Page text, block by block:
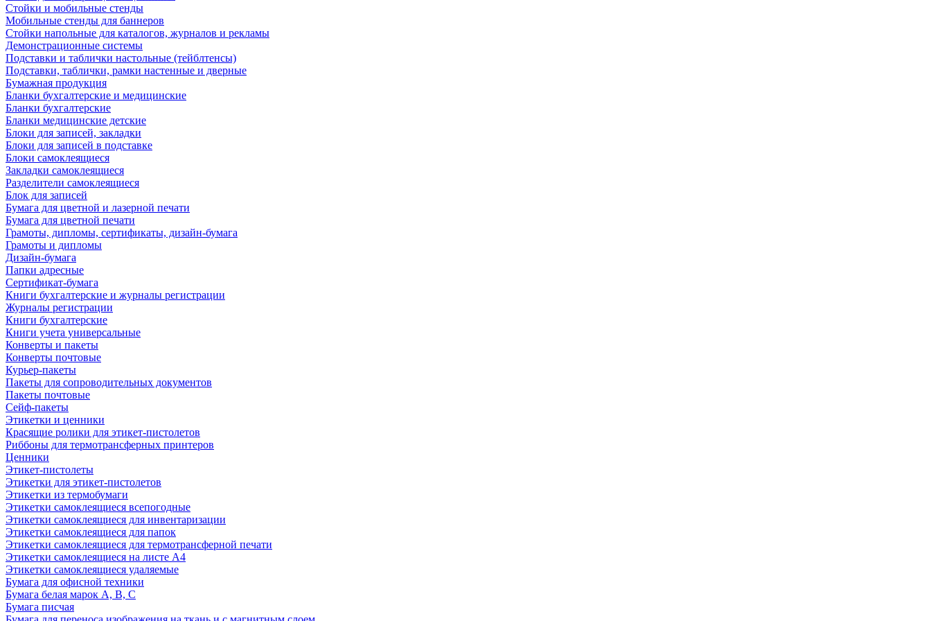
Стойки и мобильные стенды
Мобильные стенды для баннеров
Стойки напольные для каталогов, журналов и рекламы
Демонстрационные системы
Подставки и таблички настольные (тейблтенсы)
Подставки, таблички, рамки настенные и дверные
Бумажная продукция
Бланки бухгалтерские и медицинские
Бланки бухгалтерские
Бланки медицинские детские
Блоки для записей, закладки
Блоки для записей в подставке
Блоки самоклеящиеся
Закладки самоклеящиеся
Разделители самоклеящиеся
Блок для записей
Бумага для цветной и лазерной печати
Бумага для цветной печати
Грамоты, дипломы, сертификаты, дизайн-бумага
Грамоты и дипломы
Дизайн-бумага
Папки адресные
Сертификат-бумага
Книги бухгалтерские и журналы регистрации
Журналы регистрации
Книги бухгалтерские
Книги учета универсальные
Конверты и пакеты
Конверты почтовые
Курьер-пакеты
Пакеты для сопроводительных документов
Пакеты почтовые
Сейф-пакеты
Этикетки и ценники
Красящие ролики для этикет-пистолетов
Риббоны для термотрансферных принтеров
Ценники
Этикет-пистолеты
Этикетки для этикет-пистолетов
Этикетки из термобумаги
Этикетки самоклеящиеся всепогодные
Этикетки самоклеящиеся для инвентаризации
Этикетки самоклеящиеся для папок
Этикетки самоклеящиеся для термотрансферной печати
Этикетки самоклеящиеся на листе А4
Этикетки самоклеящиеся удаляемые
Бумага для офисной техники
Бумага белая марок А, В, С
Бумага писчая